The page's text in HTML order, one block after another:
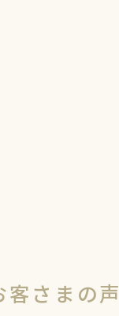
客さまの声